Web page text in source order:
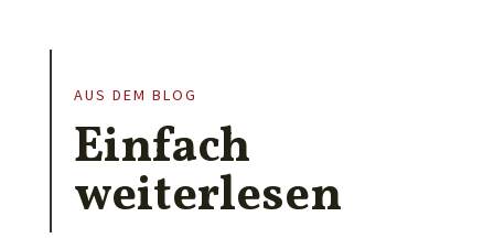
AUS DEM BLOG
Einfach
weiterlesen